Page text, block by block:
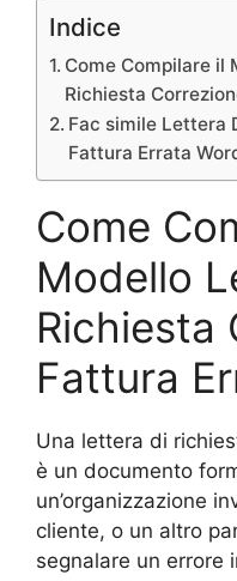
Indice
Come Compilare il
Richiesta
Fac simile Lettera
Fattura Errata
Come
Modello
Richiesta
Fattura
Una lettera di
è un documento
un’organizzazione
cliente, o un altro
segnalare un errore